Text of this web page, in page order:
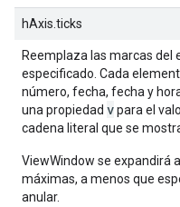
hAxis.ticks
Reemplaza las marcas
especificado. Cada
número, fecha, fecha y
una propiedad vpara el
cadena literal que se
ViewWindow se expandirá
máximas, a menos que
anular.